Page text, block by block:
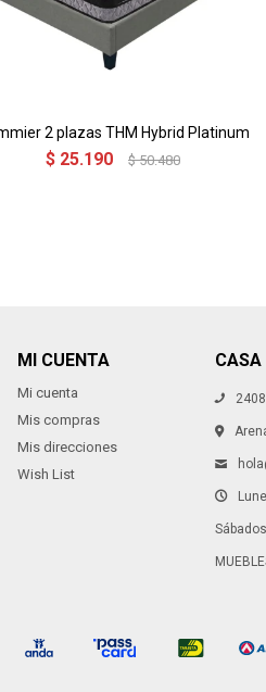
2 plazas THM Hybrid Platinum
$ 25.190 $ 50.480
MI CUENTA
Mi cuenta
Mis compras
Mis direcciones
Wish List
CASA